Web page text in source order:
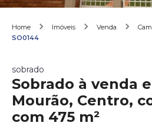
Home Imóveis Venda
SO0144
sobrado
Sobrado à venda
Mourão, Centro,
com 475 m²